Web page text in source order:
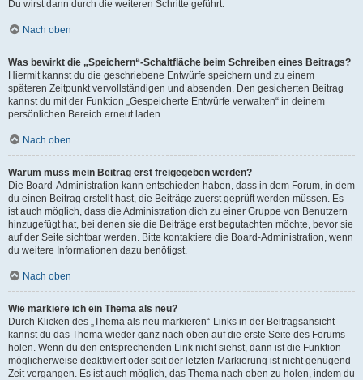
Du wirst dann durch die weiteren Schritte geführt.
Nach oben
Was bewirkt die „Speichern“-Schaltfläche beim Schreiben eines Beitrags?
Hiermit kannst du die geschriebene Entwürfe speichern und zu einem
späteren Zeitpunkt vervollständigen und absenden. Den gesicherten Beitrag
kannst du mit der Funktion „Gespeicherte Entwürfe verwalten“ in deinem
persönlichen Bereich erneut laden.
Nach oben
Warum muss mein Beitrag erst freigegeben werden?
Die Board-Administration kann entschieden haben, dass in dem Forum, in dem
du einen Beitrag erstellt hast, die Beiträge zuerst geprüft werden müssen. Es
ist auch möglich, dass die Administration dich zu einer Gruppe von Benutzern
hinzugefügt hat, bei denen sie die Beiträge erst begutachten möchte, bevor sie
auf der Seite sichtbar werden. Bitte kontaktiere die Board-Administration, wenn
du weitere Informationen dazu benötigst.
Nach oben
Wie markiere ich ein Thema als neu?
Durch Klicken des „Thema als neu markieren“-Links in der Beitragsansicht
kannst du das Thema wieder ganz nach oben auf die erste Seite des Forums
holen. Wenn du den entsprechenden Link nicht siehst, dann ist die Funktion
möglicherweise deaktiviert oder seit der letzten Markierung ist nicht genügend
Zeit vergangen. Es ist auch möglich, das Thema nach oben zu holen, indem du